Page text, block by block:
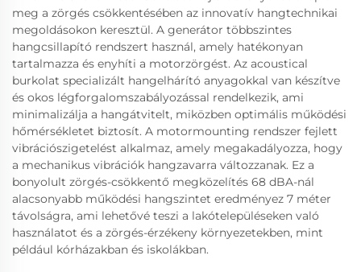
meg a zörgés csökkentésében az innovatív hangtechnikai
megoldásokon keresztül. A generátor többszintes
hangcsillapító rendszert használ, amely hatékonyan
tartalmazza és enyhíti a motorzörgést. Az acoustical
burkolat specializált hangelhárító anyagokkal van készítve
és okos légforgalomszabályozással rendelkezik, ami
minimalizálja a hangátvitelt, miközben optimális működési
hőmérsékletet biztosít. A motormounting rendszer fejlett
vibrációszigetelést alkalmaz, amely megakadályozza, hogy
a mechanikus vibrációk hangzavarra változzanak. Ez a
bonyolult zörgés-csökkentő megközelítés 68 dBA-nál
alacsonyabb működési hangszintet eredményez 7 méter
távolságra, ami lehetővé teszi a lakótelepüléseken való
használatot és a zörgés-érzékeny környezetekben, mint
például kórházakban és iskolákban.